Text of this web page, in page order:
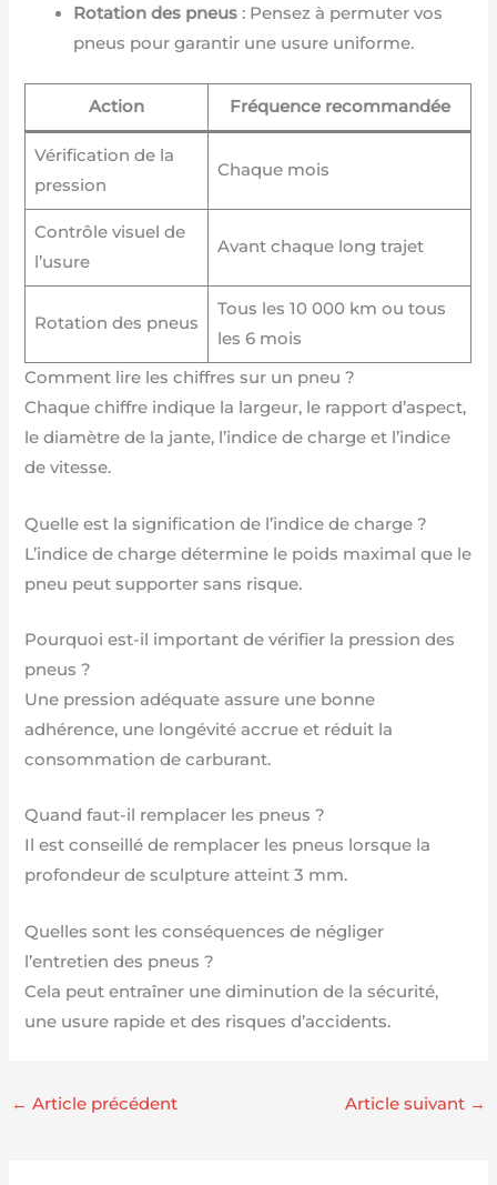
Rotation des pneus : Pensez à permuter vos
pneus pour garantir une usure uniforme.
Action Fréquence recommandée
Vérification de la
pression
Chaque mois
Contrôle visuel de
l’usure
Avant chaque long trajet
Rotation des pneus
Tous les 10 000 km ou tous
les 6 mois
Comment lire les chiffres sur un pneu ?
Chaque chiffre indique la largeur, le rapport d’aspect,
le diamètre de la jante, l’indice de charge et l’indice
de vitesse.
Quelle est la signification de l’indice de charge ?
L’indice de charge détermine le poids maximal que le
pneu peut supporter sans risque.
Pourquoi est-il important de vérifier la pression des
pneus ?
Une pression adéquate assure une bonne
adhérence, une longévité accrue et réduit la
consommation de carburant.
Quand faut-il remplacer les pneus ?
Il est conseillé de remplacer les pneus lorsque la
profondeur de sculpture atteint 3 mm.
Quelles sont les conséquences de négliger
l’entretien des pneus ?
Cela peut entraîner une diminution de la sécurité,
une usure rapide et des risques d’accidents.
← Article précédent Article suivant →